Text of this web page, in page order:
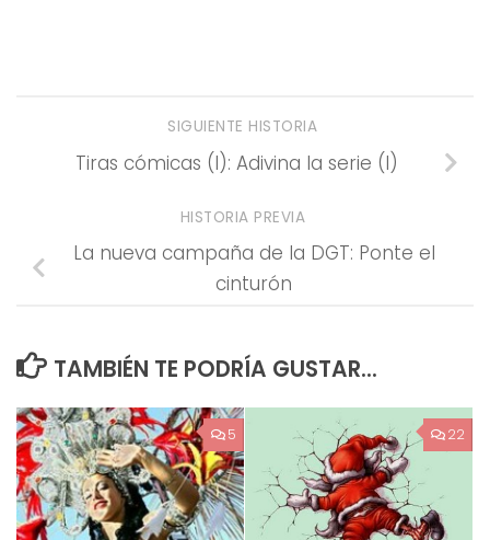
SIGUIENTE HISTORIA
Tiras cómicas (I): Adivina la serie (I)
HISTORIA PREVIA
La nueva campaña de la DGT: Ponte el
cinturón
TAMBIÉN TE PODRÍA GUSTAR...
5 22